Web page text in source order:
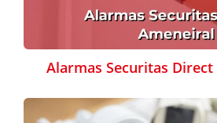
Alarmas Securitas